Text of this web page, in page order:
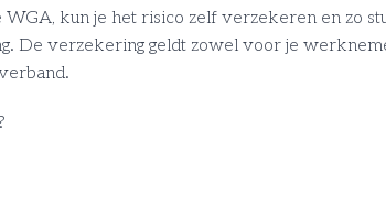
kun je het risico zelf verzekeren en zo
De verzekering geldt zowel voor je